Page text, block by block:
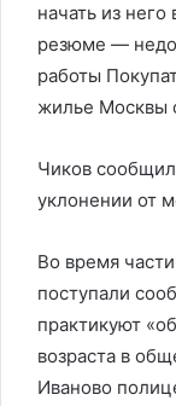
начать из
резюме —
работы
жилье Москвы
Чиков
уклонении от
Во время
поступали
практикуют
возраста в
Иваново